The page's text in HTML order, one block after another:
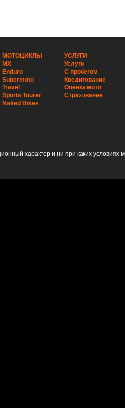
МОТОЦИКЛЫ
MX
Enduro
Supermoto
Travel
Sports Tourer
Naked Bikes
УСЛУГИ
Услуги
С пробегом
Кредитование
Оценка мото
Страхование
характер и ни при каких